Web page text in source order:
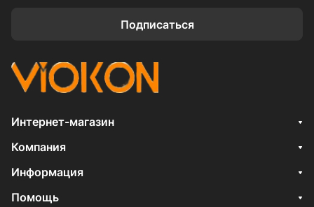
Подписаться
Интернет-магазин
Компания
Информация
Помощь